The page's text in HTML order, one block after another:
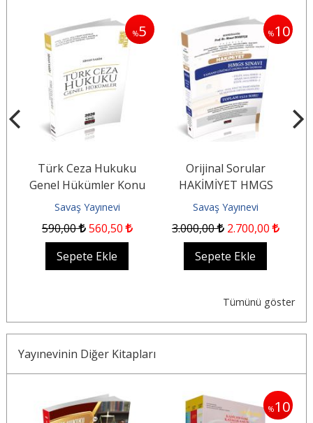
%5
Türk Ceza Hukuku
Genel Hükümler Konu
Anlatımı
Savaş Yayınevi
590,00 560,50
Sepete Ekle
%10
Orijinal Sorular
HAKİMİYET HMGS
Sınavı Çıkmış Soru
Bankası
Savaş Yayınevi
3.000,00 2.700,00
Sepete Ekle
Tümünü göster
Yayınevinin Diğer Kitapları
%10